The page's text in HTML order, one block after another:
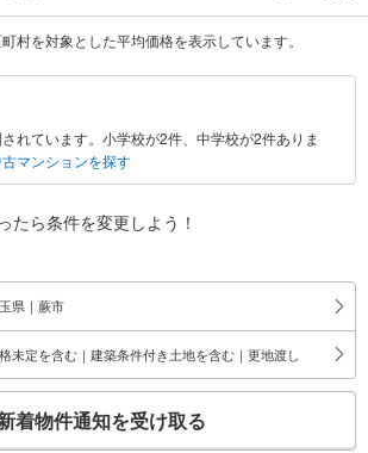
村を対象とした平均価格を表示しています。
れています。小学校が2件、中学校が2件ありま
マンションを探す
たら条件を変更しよう！
県｜蕨市
未定を含む｜建築条件付き土地を含む｜更地渡し
着物件通知を受け取る